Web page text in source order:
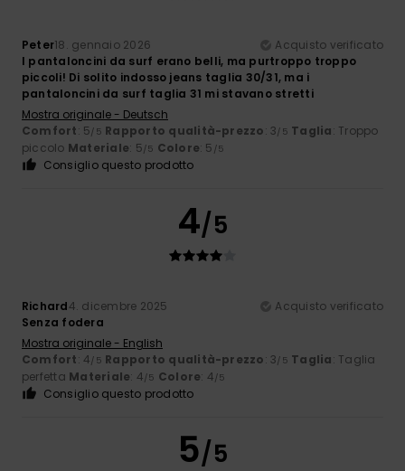
Peter18. gennaio 2026
Acquisto verificato
I pantaloncini da surf erano belli, ma purtroppo troppo
piccoli! Di solito indosso jeans taglia 30/31, ma i
pantaloncini da surf taglia 31 mi stavano stretti
Mostra originale - Deutsch
Comfort: 5/5 Rapporto qualità-prezzo: 3/5 Taglia: Troppo
piccolo Materiale: 5/5 Colore: 5 /5
Consiglio questo prodotto
4/5
Richard4. dicembre 2025
Acquisto verificato
Senza fodera
Mostra originale - English
Comfort: 4/5 Rapporto qualità-prezzo: 3/5 Taglia: Taglia
perfetta Materiale: 4/5 Colore: 4/5
Consiglio questo prodotto
5/5